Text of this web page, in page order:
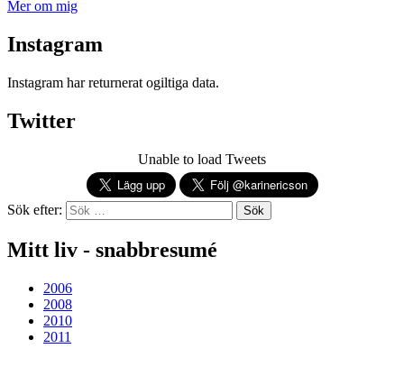
Mer om mig
Instagram
Instagram har returnerat ogiltiga data.
Twitter
Unable to load Tweets
Sök efter:
Mitt liv - snabbresumé
2006
2008
2010
2011